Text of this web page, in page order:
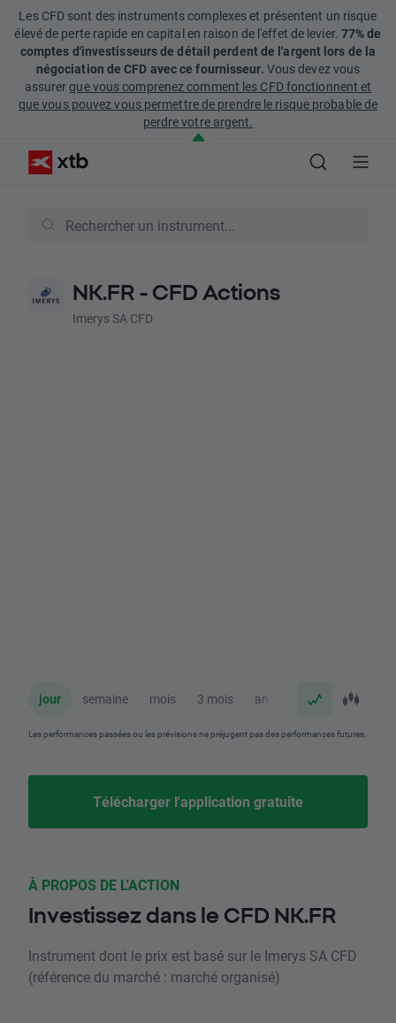
Les CFD sont des instruments complexes et présentent un risque
élevé de perte rapide en capital en raison de l'effet de levier. 77% de
comptes d'investisseurs de détail perdent de l'argent lors de la
négociation de CFD avec ce fournisseur. Vous devez vous
assurerque vous comprenez comment les CFD fonctionnent et
que vous pouvez vous permettre de prendre le risque probable de
perdre votre argent.
NK.FR - CFD Actions
Imerys SA CFD
jour semaine mois 3 mois an
Les performances passées ou les prévisions ne préjugent pas des performances futures.
Télécharger l'application gratuite
À PROPOS DE L'ACTION
Investissez dans le CFD NK.FR
Instrument dont le prix est basé sur le Imerys SA CFD
(référence du marché : marché organisé)